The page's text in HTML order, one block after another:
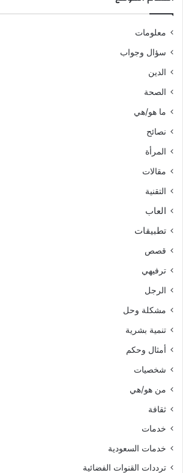
معلومات
سؤال وجواب
الدين
الصحة
ما هو/هي
نصائح
المرأة
مقالات
التقنية
العاب
تطبيقات
قصص
ترفيهي
الرجل
مشكلة وحل
تنمية بشرية
أمثال وحكم
شخصيات
من هو/هي
ثقافة
خدمات
خدمات السعودية
ترددات القنوات الفضائية